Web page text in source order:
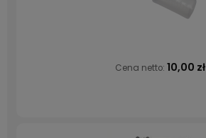
Cena netto: 10,00 zł